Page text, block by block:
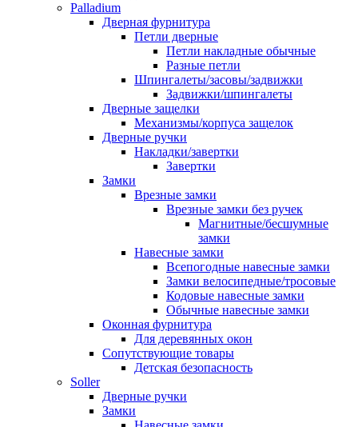
Palladium
Дверная фурнитура
Петли дверные
Петли накладные обычные
Разные петли
Шпингалеты/засовы/задвижки
Задвижки/шпингалеты
Дверные защелки
Механизмы/корпуса защелок
Дверные ручки
Накладки/завертки
Завертки
Замки
Врезные замки
Врезные замки без ручек
Магнитные/бесшумные
замки
Навесные замки
Всепогодные навесные замки
Замки велосипедные/тросовые
Кодовые навесные замки
Обычные навесные замки
Оконная фурнитура
Для деревянных окон
Сопутствующие товары
Детская безопасность
Soller
Дверные ручки
Замки